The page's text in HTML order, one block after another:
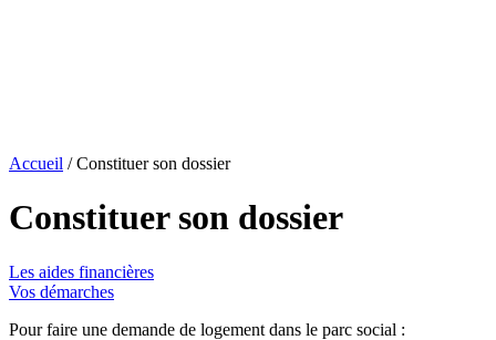
Accueil /Constituer son dossier
Constituer son dossier
Les aides financières
Vos démarches
Pour faire une demande de logement dans le parc social :